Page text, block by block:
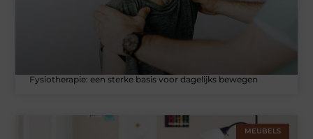
Fysiotherapie: een sterke basis voor dagelijks bewegen
MEUBELS